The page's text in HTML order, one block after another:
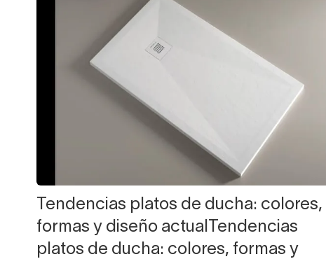
Tendencias platos de ducha: colores,
formas y diseño actualTendencias
platos de ducha: colores, formas y